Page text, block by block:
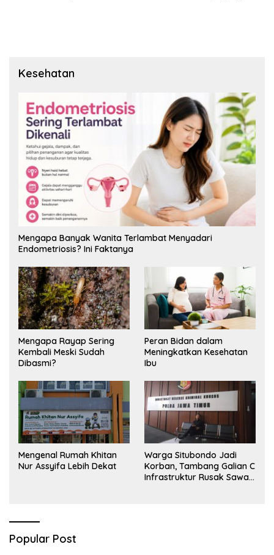
Kesehatan
Mengapa Banyak Wanita Terlambat Menyadari
Endometriosis? Ini Faktanya
Mengapa Rayap Sering
Kembali Meski Sudah
Dibasmi?
Peran Bidan dalam
Meningkatkan Kesehatan
Ibu
Mengenal Rumah Khitan
Nur Assyifa Lebih Dekat
Warga Situbondo Jadi
Korban, Tambang Galian C
Infrastruktur Rusak Sawah
Popular Post